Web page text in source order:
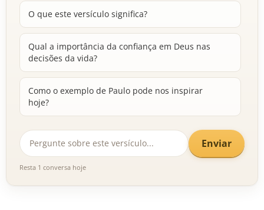
O que este versículo significa?
Qual a importância da confiança em Deus nas
decisões da vida?
Como o exemplo de Paulo pode nos inspirar
hoje?
Enviar
Resta 1 conversa hoje